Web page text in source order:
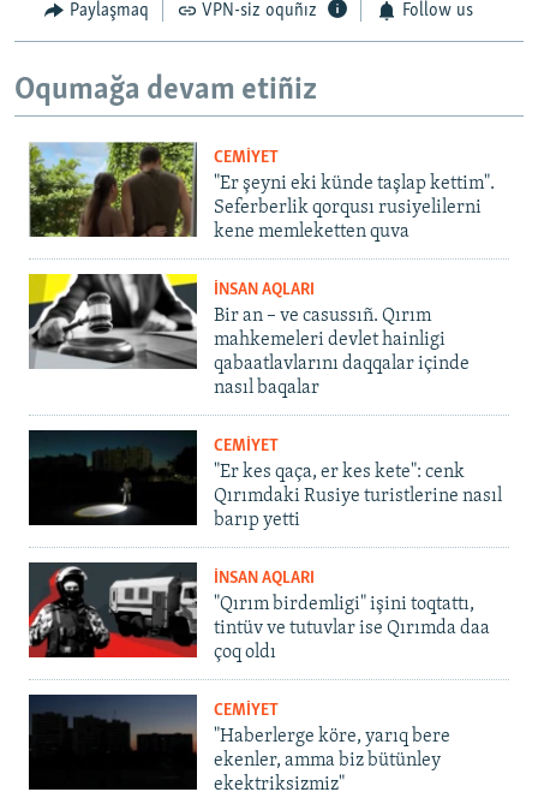
Paylaşmaq VPN-siz oquñız Follow us
Oqumağa devam etiñiz
CEMİYET
"Er şeyni eki künde taşlap kettim".
Seferberlik qorqusı rusiyelilerni
kene memleketten quva
İNSAN AQLARI
Bir an – ve casussıñ. Qırım
mahkemeleri devlet hainligi
qabaatlavlarını daqqalar içinde
nasıl baqalar
CEMİYET
"Er kes qaça, er kes kete": cenk
Qırımdaki Rusiye turistlerine nasıl
barıp yetti
İNSAN AQLARI
"Qırım birdemligi" işini toqtattı,
tintüv ve tutuvlar ise Qırımda daa
çoq oldı
CEMİYET
"Haberlerge köre, yarıq bere
ekenler, amma biz bütünley
ekektriksizmiz"